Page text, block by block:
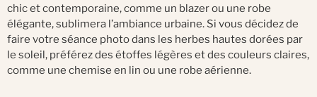
chic et contemporaine, comme un blazer ou une robe
élégante, sublimera l’ambiance urbaine. Si vous décidez de
faire votre séance photo dans les herbes hautes dorées par
le soleil, préférez des étoffes légères et des couleurs claires,
comme une chemise en lin ou une robe aérienne.